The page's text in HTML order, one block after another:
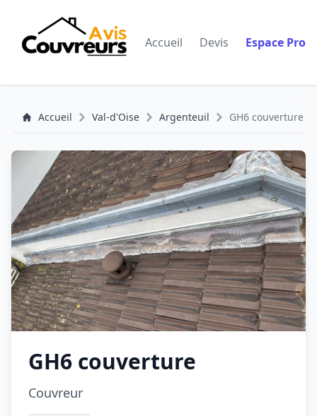
Accueil Devis Espace Pro
Accueil Val-d'Oise Argenteuil GH6 couverture
GH6 couverture
Couvreur